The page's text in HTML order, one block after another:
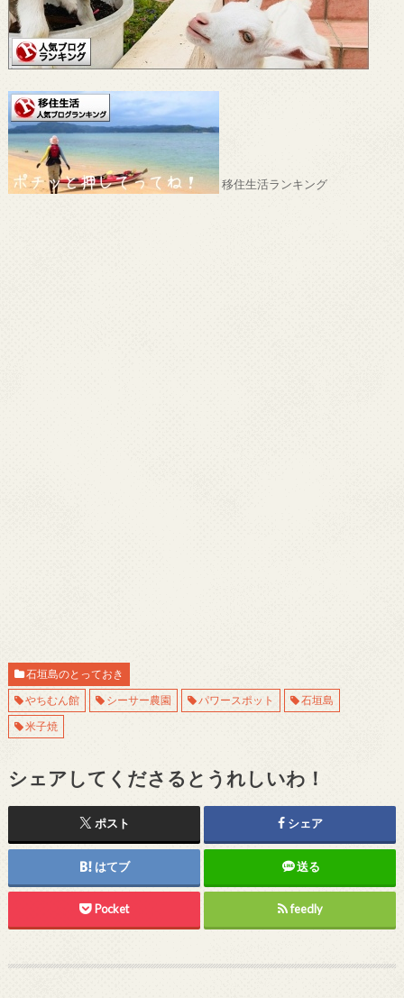
移住生活ランキング
石垣島のとっておき
やちむん館
シーサー農園 パワースポット
石垣島
米子焼
シェアしてくださるとうれしいわ！
ポスト シェア
はてブ 送る
Pocket feedly